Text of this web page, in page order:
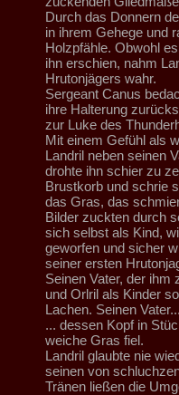
Durch das Donnern
in ihrem Gehege und
Holzpfähle. Obwohl
ihn erschien, nahm
Hrutonjägers wahr.
Sergeant Canus
ihre Halterung
zur Luke des
Mit einem Gefühl als
Landril neben seinen
drohte ihn schier zu
Brustkorb und schrie
das Gras, das
Bilder zuckten durch
sich selbst als Kind,
geworfen und sicher
seiner ersten
Seinen Vater, der ihm
und Orlril als Kinder
Lachen. Seinen
... dessen Kopf in
weiche Gras fiel.
Landril glaubte nie
seinen von
Tränen ließen die